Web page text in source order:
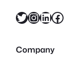
X InstagramLinkedIn Facebook
Company